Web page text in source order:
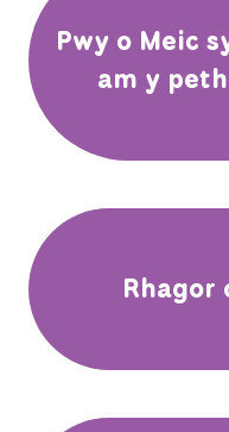
Pwy o Meic
am y
Rhagor